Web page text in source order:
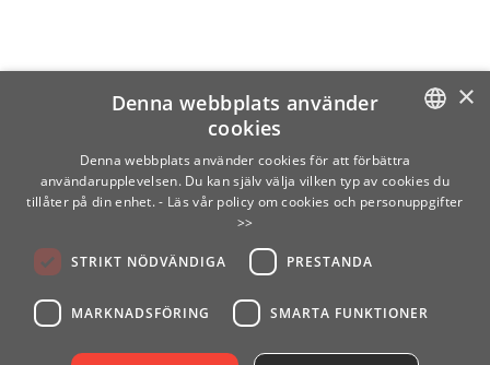
SWEDISH
×
Denna webbplats använder
cookies
Denna webbplats använder cookies för att förbättra
användarupplevelsen. Du kan själv välja vilken typ av cookies du
tillåter på din enhet. - Läs vår policy om cookies och personuppgifter
>>
STRIKT NÖDVÄNDIGA PRESTANDA
MARKNADSFÖRING SMARTA FUNKTIONER